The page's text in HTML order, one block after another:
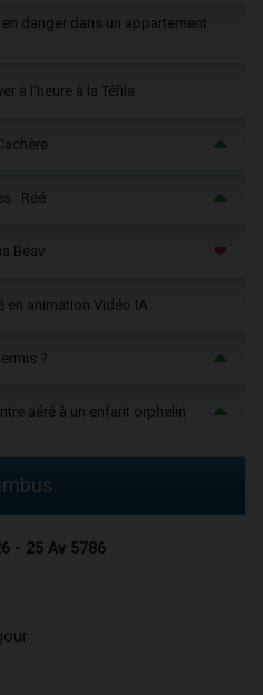
en danger dans un appartement
à l'heure à la Téfila
: Réé
Béav
en animation Vidéo IA
?
aéré à un enfant orphelin
- 25 Av 5786